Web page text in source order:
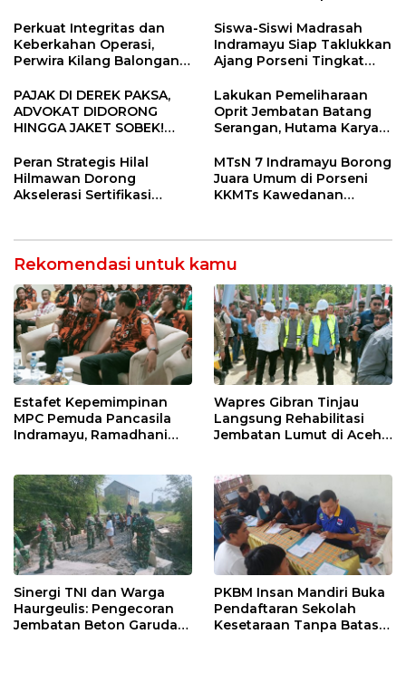
Perkuat Integritas dan
Keberkahan Operasi,
Perwira Kilang Balongan
Siswa-Siswi Madrasah
Indramayu Siap Taklukkan
Ajang Porseni Tingkat
PAJAK DI DEREK PAKSA,
ADVOKAT DIDORONG
HINGGA JAKET SOBEK!
Ngamuk Kepung Polresta
Pekanbaru!
Lakukan Pemeliharaan
Oprit Jembatan Batang
Serangan, Hutama Karya
55 Tol Binjai–Langsa
Peran Strategis Hilal
Hilmawan Dorong
Akselerasi Sertifikasi
Indramayu
MTsN 7 Indramayu Borong
Juara Umum di Porseni
KKMTs Kawedanan
Rekomendasi untuk kamu
Estafet Kepemimpinan
MPC Pemuda Pancasila
Indramayu, Ramadhani
Muscablub
Wapres Gibran Tinjau
Langsung Rehabilitasi
Jembatan Lumut di Aceh
Sinergi TNI dan Warga
Haurgeulis: Pengecoran
Jembatan Beton Garuda
PKBM Insan Mandiri Buka
Pendaftaran Sekolah
Kesetaraan Tanpa Batas